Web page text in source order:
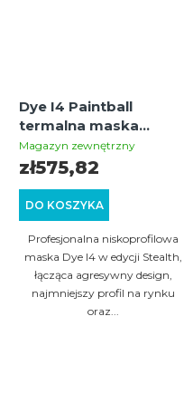
Dye I4 Paintball
termalna maska
STEALTH EDITION
(czarna/szara)
Magazyn zewnętrzny
DO KOSZYKA
zł575,82
Profesjonalna niskoprofilowa
maska Dye I4 w edycji Stealth,
łącząca agresywny design,
najmniejszy profil na rynku
oraz...